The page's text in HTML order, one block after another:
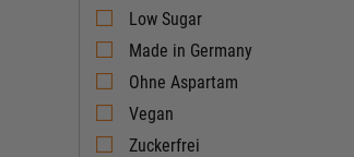
Low Sugar
Made in Germany
Ohne Aspartam
Vegan
Zuckerfrei